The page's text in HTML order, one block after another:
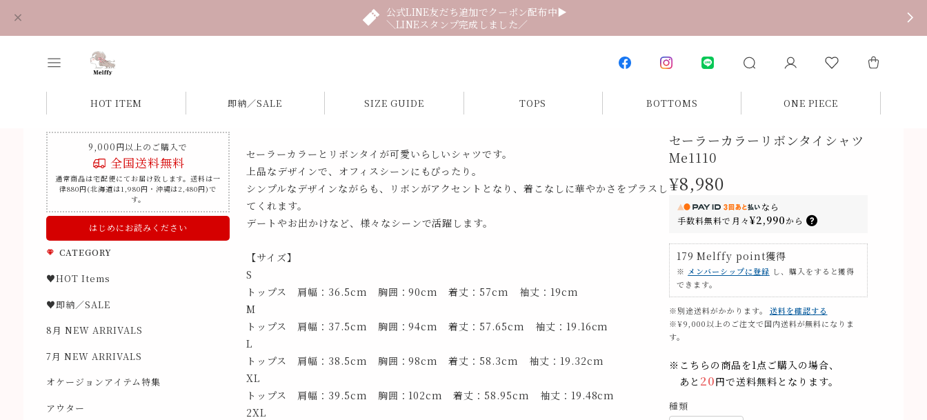
公式LINE友だち追加でクーポン配布中▶
＼LINEスタンプ完成しました／
HOT ITEM 即納／SALE SIZE GUIDE TOPS BOTTOMS ONE PIECE
9,000円以上のご購入で
全国送料無料
通常商品は宅配便にてお届け致します。送料は一
律880円(北海道は1,980円・沖縄は2,480円)で
す。
はじめにお読みください
CATEGORY
♥HOT Items
♥即納／SALE
8月 NEW ARRIVALS
7月 NEW ARRIVALS
オケージョンアイテム特集
アウター
セーラーカラーとリボンタイが可愛いらしいシャツです。
上品なデザインで、オフィスシーンにもぴったり。
シンプルなデザインながらも、リボンがアクセントとなり、着こなしに華やかさをプラスし
てくれます。
デートやお出かけなど、様々なシーンで活躍します。
【サイズ】
S
トップス 肩幅：36.5cm 胸囲：90cm 着丈：57cm 袖丈：19cm
M
トップス 肩幅：37.5cm 胸囲：94cm 着丈：57.65cm 袖丈：19.16cm
L
トップス 肩幅：38.5cm 胸囲：98cm 着丈：58.3cm 袖丈：19.32cm
XL
トップス 肩幅：39.5cm 胸囲：102cm 着丈：58.95cm 袖丈：19.48cm
2XL
セーラーカラーリボンタイシャツ
Me1110
¥8,980
なら
手数料無料で 月々¥2,990から
179 Melffy point獲得
※ メンバーシップに登録 し、購入をすると獲得
できます。
※別途送料がかかります。
送料を確認する
※¥9,000以上のご注文で国内送料が無料になりま
す。
※こちらの商品を1点ご購入の場合、
あと 20円で送料無料となります。
種類